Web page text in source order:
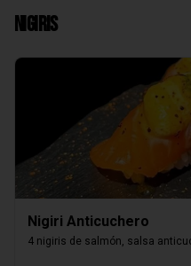
Nigiris
Nigiri Anticuchero
4 nigiris de salmón, salsa